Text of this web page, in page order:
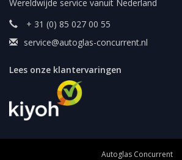
Wereldwijde service vanuit Nederland
+ 31 (0) 85 027 00 55
service@autoglas-concurrent.nl
Lees onze klantervaringen
Autoglas Concurrent